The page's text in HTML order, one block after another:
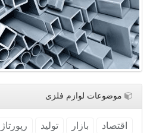
موضوعات لوازم فلزی
اقتصاد بازار تولید رپورتاژ